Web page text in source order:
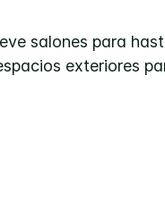
salones para
exteriores